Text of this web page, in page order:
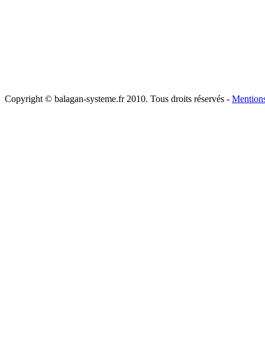
Copyright © balagan-systeme.fr 2010. Tous droits réservés -